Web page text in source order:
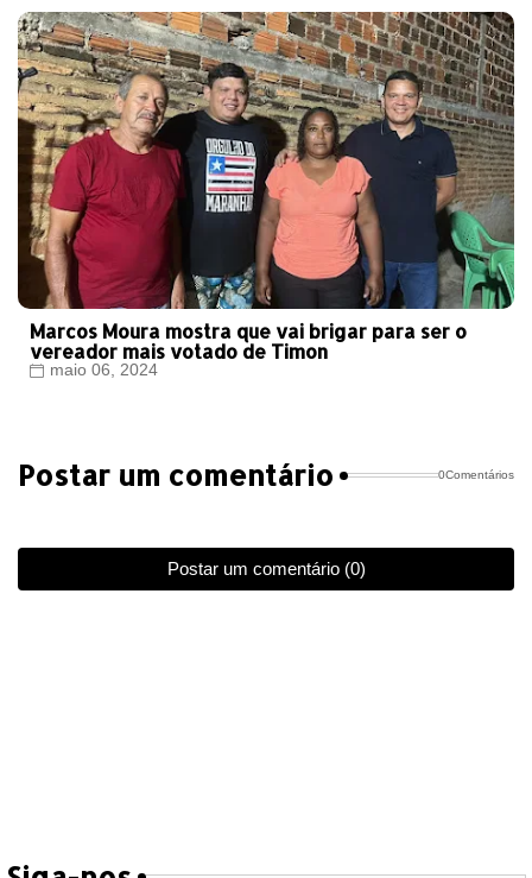
Marcos Moura mostra que vai brigar para ser o
vereador mais votado de Timon
maio 06, 2024
Postar um comentário 0Comentários
Postar um comentário (0)